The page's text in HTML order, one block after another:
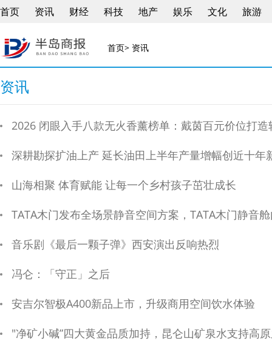
首页 资讯 财经 科技 地产 娱乐 文化 旅游
首页> 资讯
资讯
2026 闭眼入手八款无火香薰榜单：戴茵百元价位打
深耕勘探扩油上产 延长油田上半年产量增幅创近十年
山海相聚 体育赋能 让每一个乡村孩子茁壮成长
TATA木门发布全场景静音空间方案，TATA木门静音
音乐剧《最后一颗子弹》西安演出反响热烈
冯仑：「守正」之后
安吉尔智极A400新品上市，升级商用空间饮水体验
"净矿小碱”四大黄金品质加持，昆仑山矿泉水支持高